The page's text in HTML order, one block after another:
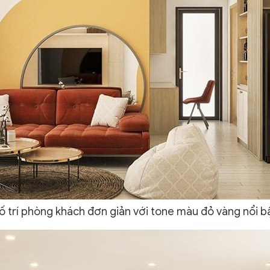
trí phòng khách đơn giản với tone màu đỏ vàng nổi